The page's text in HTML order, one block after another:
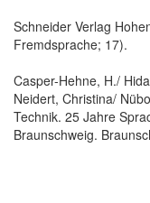
Schneider Verlag
Fremdsprache; 17).
Casper-Hehne, H./
Neidert, Christina/
Technik. 25 Jahre
Braunschweig.